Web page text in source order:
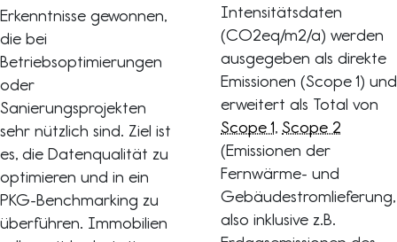
Erkenntnisse gewonnen,
die bei
Betriebsoptimierungen
oder
Sanierungsprojekten
sehr nützlich sind. Ziel ist
es, die Datenqualität zu
optimieren und in ein
PKG-Benchmarking zu
überführen. Immobilien
Intensitätsdaten
(CO2eq/m2/a) werden
ausgegeben als direkte
Emissionen (Scope 1) und
erweitert als Total von
Scope 1, Scope 2
(Emissionen der
Fernwärme- und
Gebäudestromlieferung,
also inklusive z.B.